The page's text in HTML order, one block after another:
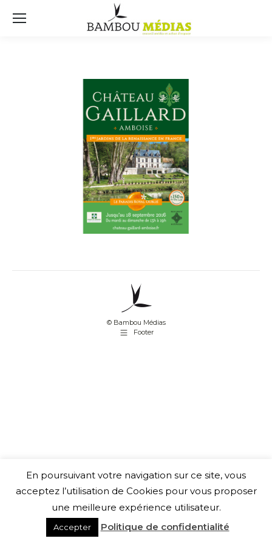
© Bambou Médias
Footer
En poursuivant votre navigation sur ce site, vous
acceptez l’utilisation de Cookies pour vous proposer
une meilleure expérience utilisateur.
Accepter Politique de confidentialité